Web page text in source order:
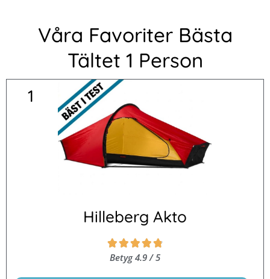
Våra Favoriter Bästa
Tältet 1 Person
1
Hilleberg Akto
4.9
Betyg 4.9 / 5